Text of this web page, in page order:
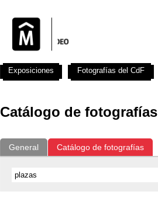
Catálogo de fotografías
General Catálogo de fotografías
Exposiciones Fotografías del CdF